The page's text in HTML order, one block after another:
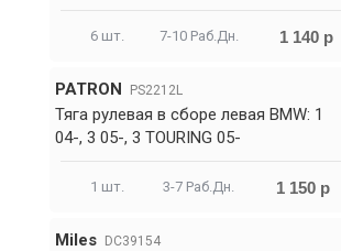
6 шт. 7-10 Раб.Дн. 1 140 р
PATRON PS2212L
Тяга рулевая в сборе левая BMW: 1
04-, 3 05-, 3 TOURING 05-
1 шт. 3-7 Раб.Дн. 1 150 р
Miles DC39154